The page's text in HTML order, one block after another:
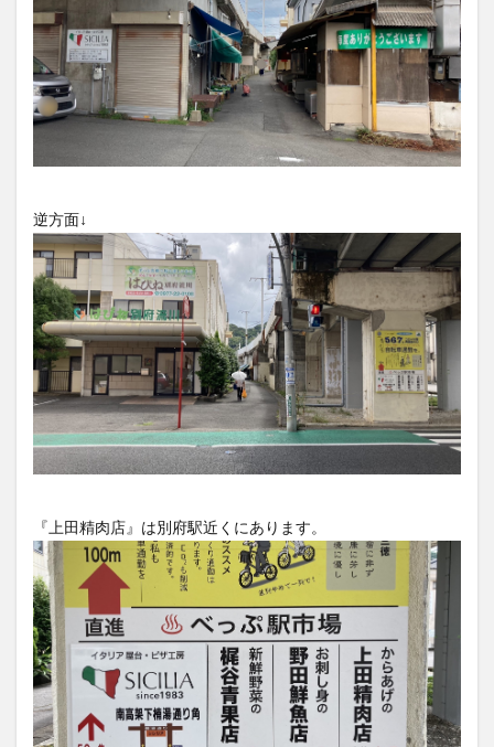
逆方面↓
『上田精肉店』は別府駅近くにあります。
佐伯市ランチ 佐賀関
体験レポ
保護猫
催事 公園 冬 初詣
別府
別府市
別府観光 古国府 古墳
古物
古着
台湾料理 和定食 和菓子
和食
地獄めぐり 城島高原パーク
壁画
大分グルメ
大分三好ヴァイセアドラー
大分市
大分市美術館
大分県
大分県立美術館 大分空港
大分駅
大分駅近く
大神ファーム
大谷翔平選手
姫島村
子ども教室 子ども服
子育て
宇佐市
居酒屋 屋台
平和市民公園能楽堂
庄内町カフェ
府内 投票 挾間町
新幹線
新店
日出 日出町 日田市
昆虫食
明豊
書店 期間限定 本
杵築市
滝
漢方 炭火焼き 焼き菓子
犬
玖珠郡
由布市 由布院 甲子園
磨崖仏
祝祭の広場 神社 祭り
秋
移転
竹田 竹田市 竹田市ディナー
紅葉
絵本
自動販売機 自転車 臼杵市
舞台
花 花火 茶碗蒸し 蕎麦
衆議院選挙
複合公共施設 観光
観光スポット